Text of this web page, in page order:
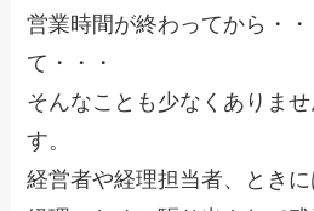
営業時間が終わってから・
て・・・
そんなことも少なくありま
す。
経営者や経理担当者、とき